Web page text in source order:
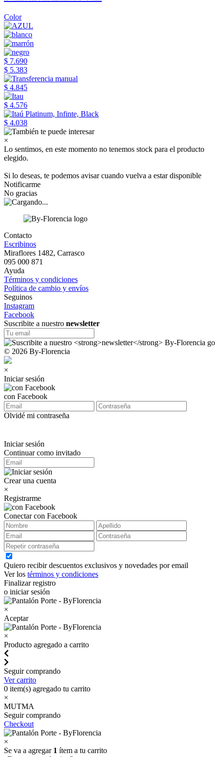
Color
$ 7.690
$ 5.383
$ 4.845
$ 4.576
$ 4.038
×
Lo sentimos, en este momento no tenemos stock para el producto
elegido.
Si lo deseas, te podemos avisar cuando vuelva a estar disponible
Notificarme
No gracias
Contacto
Escribinos
Miraflores 1482, Carrasco
095 000 871
Ayuda
Términos y condiciones
Política de cambio y envíos
Seguinos
Instagram
Facebook
Suscribite a nuestro newsletter
© 2026 By-Florencia
×
Iniciar sesión
con Facebook
Olvidé mi contraseña
Iniciar sesión
Continuar como invitado
Crear una cuenta
×
Registrarme
Conectar con Facebook
Quiero recibir descuentos exclusivos y novedades por email
Ver los términos y condiciones
Finalizar registro
o iniciar sesión
×
Aceptar
×
Producto agregado a carrito
Seguir comprando
Ver carrito
0 item(s) agregado tu carrito
×
MUTMA
Seguir comprando
Checkout
×
Se va a agregar 1 ítem a tu carrito